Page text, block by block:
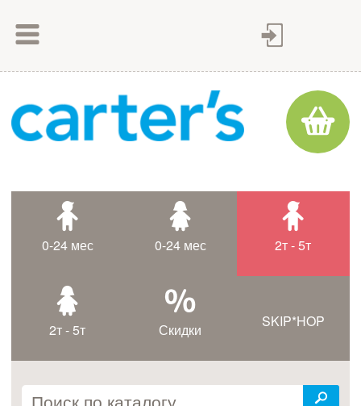
Как оплатить
Доставка товара
Контакты
0-24 мес 0-24 мес 2т - 5т
2т - 5т Скидки SKIP*HOP